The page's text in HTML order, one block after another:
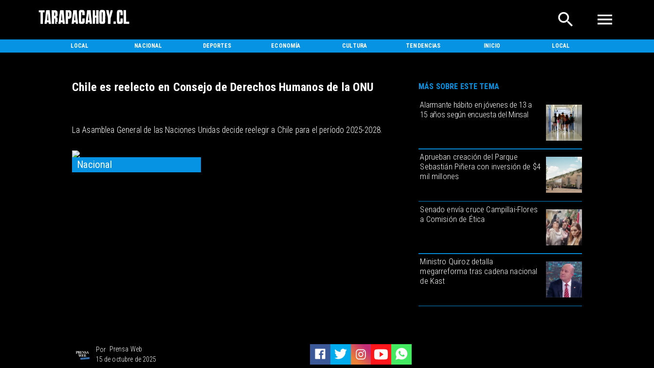
LOCAL NACIONAL DEPORTES ECONOMÍA CULTURA TENDENCIAS INICIO LOCAL
Nacional
Prensa Web
Por
15 de octubre de 2025
Alarmante hábito en jóvenes de 13 a
15 años según encuesta del Minsal
Aprueban creación del Parque
Sebastián Piñera con inversión de $4
mil millones
Senado envía cruce Campillai-Flores
a Comisión de Ética
Ministro Quiroz detalla
megarreforma tras cadena nacional
de Kast
MÁS SOBRE ESTE TEMA
Chile es reelecto en Consejo de Derechos Humanos de la ONU
La Asamblea General de las Naciones Unidas decide reelegir a Chile para el período 2025-2028.